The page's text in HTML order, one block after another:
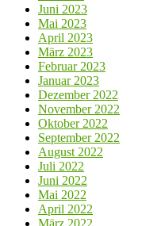
Juni 2023
Mai 2023
April 2023
März 2023
Februar 2023
Januar 2023
Dezember 2022
November 2022
Oktober 2022
September 2022
August 2022
Juli 2022
Juni 2022
Mai 2022
April 2022
März 2022